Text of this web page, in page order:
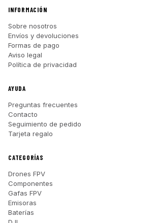
INFORMACIÓN
Sobre nosotros
Envíos y devoluciones
Formas de pago
Aviso legal
Política de privacidad
AYUDA
Preguntas frecuentes
Contacto
Seguimiento de pedido
Tarjeta regalo
CATEGORÍAS
Drones FPV
Componentes
Gafas FPV
Emisoras
Baterías